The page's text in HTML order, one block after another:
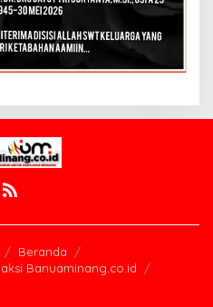
Beranda
Banuaminang.co.id